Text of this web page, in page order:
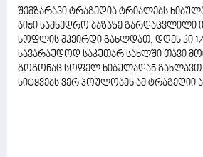
შემზარავი ტრაგედია ტრიალებს
ბიჭი სამხედრო ბაზაზე გარდაცვლილი
სოფლის მკვირდი გახლდათ, დღეს კი
სავარაუდოდ საკუთარ სახლში თავი
გოგონაც სოფელ ხიბულადან
სიტყვებს ვერ პოულობენ ამ ტრაგედიი